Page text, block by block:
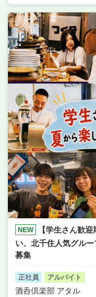
業態 豚饅テイクアウト
住所 東京都足立区千住
単価 1500円〜2000円
NEW
【学生さん歓
い、北千住人気グル
募集
正社員 アルバイト
酒呑倶楽部 アタル